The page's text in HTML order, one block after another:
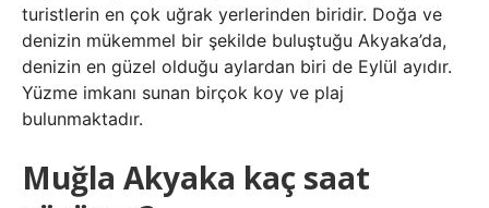
turistlerin en çok uğrak yerlerinden biridir. Doğa ve
denizin mükemmel bir şekilde buluştuğu Akyaka’da,
denizin en güzel olduğu aylardan biri de Eylül ayıdır.
Yüzme imkanı sunan birçok koy ve plaj
bulunmaktadır.
Muğla Akyaka kaç saat